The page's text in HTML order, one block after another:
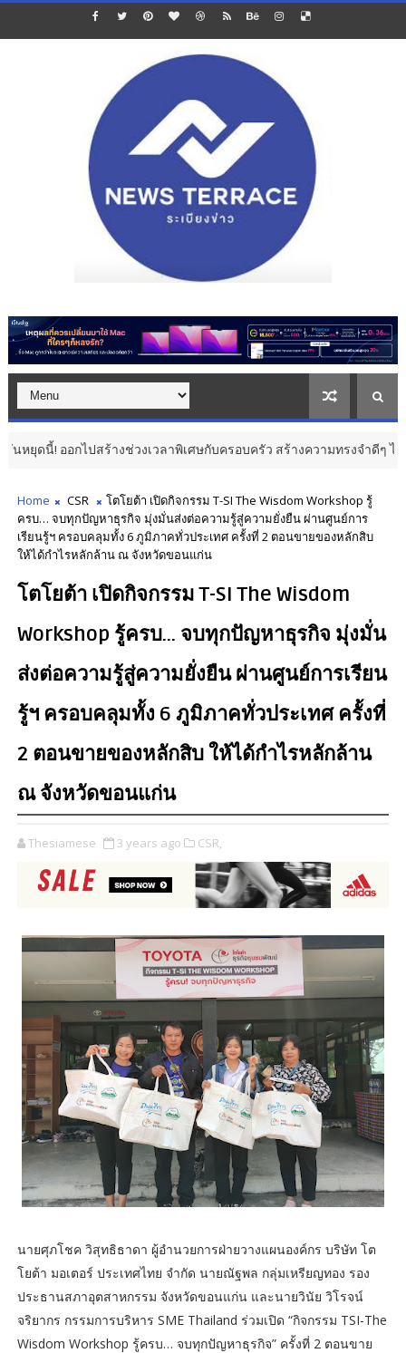
กไปสร้างช่วงเวลาพิเศษกับครอบครัว สร้างความทรงจำดีๆ ไปกับออนิกซ์
Home CSR
โตโยต้า เปิดกิจกรรม T-SI The Wisdom Workshop รู้
ครบ… จบทุกปัญหาธุรกิจ มุ่งมั่นส่งต่อความรู้สู่ความยั่งยืน ผ่านศูนย์การ
เรียนรู้ฯ ครอบคลุมทั้ง 6 ภูมิภาคทั่วประเทศ ครั้งที่ 2 ตอนขายของหลักสิบ
ให้ได้กำไรหลักล้าน ณ จังหวัดขอนแก่น
โตโยต้า เปิดกิจกรรม T-SI The Wisdom
Workshop รู้ครบ… จบทุกปัญหาธุรกิจ มุ่งมั่น
ส่งต่อความรู้สู่ความยั่งยืน ผ่านศูนย์การเรียน
รู้ฯ ครอบคลุมทั้ง 6 ภูมิภาคทั่วประเทศ ครั้งที่
2 ตอนขายของหลักสิบ ให้ได้กำไรหลักล้าน
ณ จังหวัดขอนแก่น
Thesiamese 3 years ago CSR,
นายศุภโชค วิสุทธิธาดา ผู้อำนวยการฝ่ายวางแผนองค์กร บริษัท โต
โยต้า มอเตอร์ ประเทศไทย จำกัด นายณัฐพล กลุ่มเหรียญทอง รอง
ประธานสภาอุตสาหกรรม จังหวัดขอนแก่น และนายวินัย วิโรจน์
จริยากร กรรมการบริหาร SME Thailand ร่วมเปิด “กิจกรรม TSI-The
Wisdom Workshop รู้ครบ… จบทุกปัญหาธุรกิจ” ครั้งที่ 2 ตอนขาย